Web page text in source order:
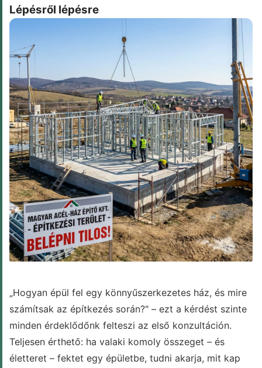
KAPCSOLAT
BLOG
Lépésről lépésre
„Hogyan épül fel egy könnyűszerkezetes ház, és mire
számítsak az építkezés során?" – ezt a kérdést szinte
minden érdeklődőnk felteszi az első konzultáción.
Teljesen érthető: ha valaki komoly összeget – és
életteret – fektet egy épületbe, tudni akarja, mit kap